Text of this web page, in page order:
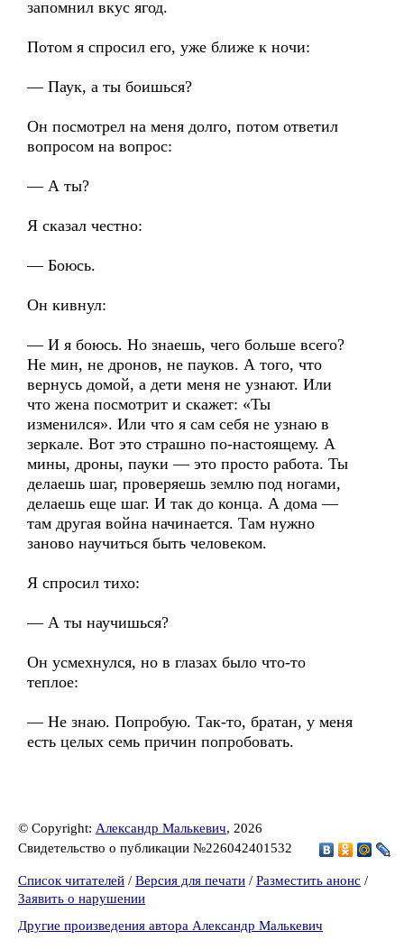
запомнил вкус ягод.
Потом я спросил его, уже ближе к ночи:
— Паук, а ты боишься?
Он посмотрел на меня долго, потом ответил
вопросом на вопрос:
— А ты?
Я сказал честно:
— Боюсь.
Он кивнул:
— И я боюсь. Но знаешь, чего больше всего?
Не мин, не дронов, не пауков. А того, что
вернусь домой, а дети меня не узнают. Или
что жена посмотрит и скажет: «Ты
изменился». Или что я сам себя не узнаю в
зеркале. Вот это страшно по-настоящему. А
мины, дроны, пауки — это просто работа. Ты
делаешь шаг, проверяешь землю под ногами,
делаешь еще шаг. И так до конца. А дома —
там другая война начинается. Там нужно
заново научиться быть человеком.
Я спросил тихо:
— А ты научишься?
Он усмехнулся, но в глазах было что-то
теплое:
— Не знаю. Попробую. Так-то, братан, у меня
есть целых семь причин попробовать.
© Copyright: Александр Малькевич, 2026
Свидетельство о публикации №226042401532
Список читателей / Версия для печати / Разместить анонс /
Заявить о нарушении
Другие произведения автора Александр Малькевич